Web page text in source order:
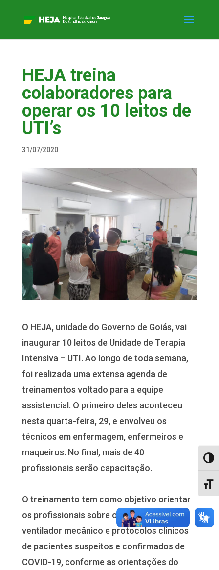
HEJA treina
colaboradores para
operar os 10 leitos de
UTI’s
31/07/2020
O HEJA, unidade do Governo de Goiás, vai
inaugurar 10 leitos de Unidade de Terapia
Intensiva – UTI. Ao longo de toda semana,
foi realizada uma extensa agenda de
treinamentos voltado para a equipe
assistencial. O primeiro deles aconteceu
nesta quarta-feira, 29, e envolveu os
técnicos em enfermagem, enfermeiros e
maqueiros. No final, mais de 40
profissionais serão capacitação.
O treinamento tem como objetivo orientar
os profissionais sobre o manuseio do
ventilador mecânico e protocolos clínicos
de pacientes suspeitos e confirmados de
COVID-19, conforme as orientações do